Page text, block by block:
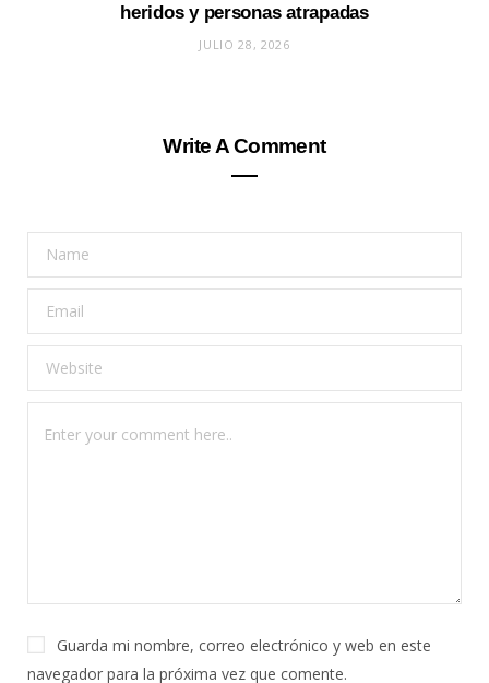
heridos y personas atrapadas
JULIO 28, 2026
Write A Comment
Guarda mi nombre, correo electrónico y web en este
navegador para la próxima vez que comente.